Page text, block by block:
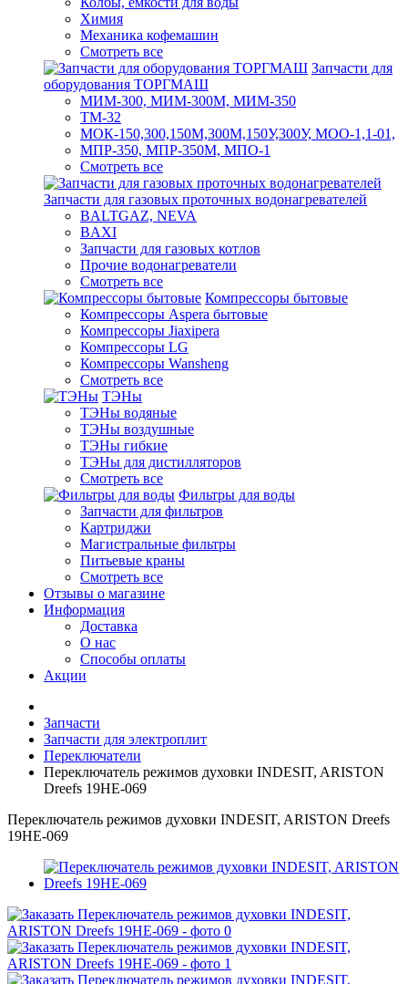
Химия
Механика кофемашин
Смотреть все
Запчасти для
оборудования ТОРГМАШ
МИМ-300, МИМ-300М, МИМ-350
ТМ-32
МОК-150,300,150М,300М,150У,300У, МОО-1,1-01,
МПР-350, МПР-350М, МПО-1
Смотреть все
Запчасти для газовых проточных водонагревателей
BALTGAZ, NEVA
BAXI
Запчасти для газовых котлов
Прочие водонагреватели
Смотреть все
Компрессоры бытовые
Компрессоры Aspera бытовые
Компрессоры Jiaxipera
Компрессоры LG
Компрессоры Wansheng
Смотреть все
ТЭНы
ТЭНы водяные
ТЭНы воздушные
ТЭНы гибкие
ТЭНы для дистилляторов
Смотреть все
Фильтры для воды
Запчасти для фильтров
Картриджи
Магистральные фильтры
Питьевые краны
Смотреть все
Отзывы о магазине
Информация
Доставка
О нас
Способы оплаты
Акции
Запчасти
Запчасти для электроплит
Переключатели
Переключатель режимов духовки INDESIT, ARISTON
Dreefs 19HE-069
Переключатель режимов духовки INDESIT, ARISTON Dreefs
19HE-069